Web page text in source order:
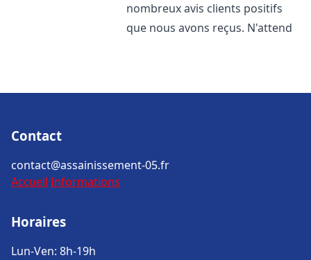
nombreux avis clients positifs
que nous avons reçus. N'attend
Contact
contact@assainissement-05.fr
Accueil Informations
Horaires
Lun-Ven: 8h-19h